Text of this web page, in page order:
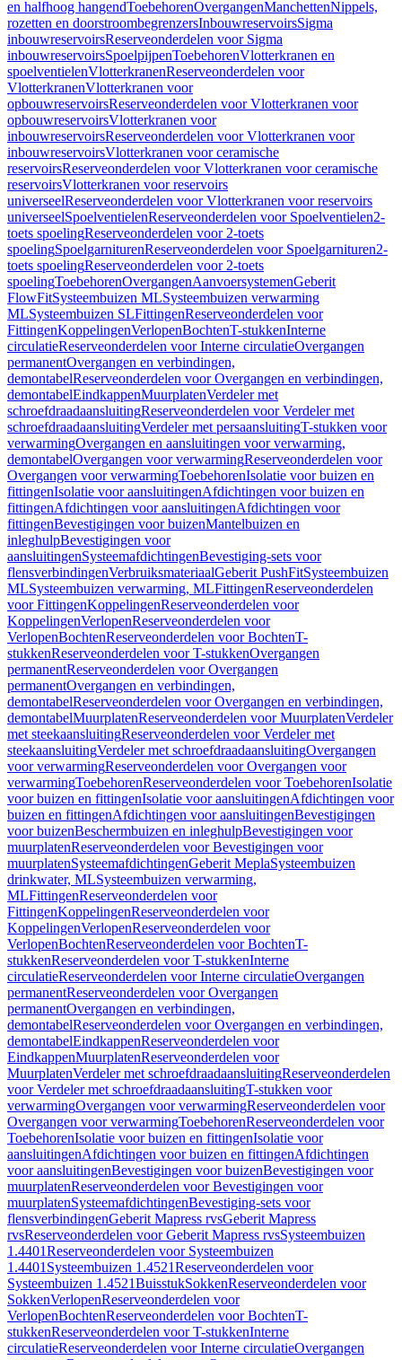
en halfhoog hangendToebehorenOvergangenManchettenNippels,
rozetten en doorstroombegrenzersInbouwreservoirsSigma
inbouwreservoirsReserveonderdelen voor Sigma
inbouwreservoirsSpoelpijpenToebehorenVlotterkranen en
spoelventielenVlotterkranenReserveonderdelen voor
VlotterkranenVlotterkranen voor
opbouwreservoirsReserveonderdelen voor Vlotterkranen voor
opbouwreservoirsVlotterkranen voor
inbouwreservoirsReserveonderdelen voor Vlotterkranen voor
inbouwreservoirsVlotterkranen voor ceramische
reservoirsReserveonderdelen voor Vlotterkranen voor ceramische
reservoirsVlotterkranen voor reservoirs
universeelReserveonderdelen voor Vlotterkranen voor reservoirs
universeelSpoelventielenReserveonderdelen voor Spoelventielen2-
toets spoelingReserveonderdelen voor 2-toets
spoelingSpoelgarniturenReserveonderdelen voor Spoelgarnituren2-
toets spoelingReserveonderdelen voor 2-toets
spoelingToebehorenOvergangenAanvoersystemenGeberit
FlowFitSysteembuizen MLSysteembuizen verwarming
MLSysteembuizen SLFittingenReserveonderdelen voor
FittingenKoppelingenVerlopenBochtenT-stukkenInterne
circulatieReserveonderdelen voor Interne circulatieOvergangen
permanentOvergangen en verbindingen,
demontabelReserveonderdelen voor Overgangen en verbindingen,
demontabelEindkappenMuurplatenVerdeler met
schroefdraadaansluitingReserveonderdelen voor Verdeler met
schroefdraadaansluitingVerdeler met persaansluitingT-stukken voor
verwarmingOvergangen en aansluitingen voor verwarming,
demontabelOvergangen voor verwarmingReserveonderdelen voor
Overgangen voor verwarmingToebehorenIsolatie voor buizen en
fittingenIsolatie voor aansluitingenAfdichtingen voor buizen en
fittingenAfdichtingen voor aansluitingenAfdichtingen voor
fittingenBevestigingen voor buizenMantelbuizen en
inleghulpBevestigingen voor
aansluitingenSysteemafdichtingenBevestiging-sets voor
flensverbindingenVerbruiksmateriaalGeberit PushFitSysteembuizen
MLSysteembuizen verwarming, MLFittingenReserveonderdelen
voor FittingenKoppelingenReserveonderdelen voor
KoppelingenVerlopenReserveonderdelen voor
VerlopenBochtenReserveonderdelen voor BochtenT-
stukkenReserveonderdelen voor T-stukkenOvergangen
permanentReserveonderdelen voor Overgangen
permanentOvergangen en verbindingen,
demontabelReserveonderdelen voor Overgangen en verbindingen,
demontabelMuurplatenReserveonderdelen voor MuurplatenVerdeler
met steekaansluitingReserveonderdelen voor Verdeler met
steekaansluitingVerdeler met schroefdraadaansluitingOvergangen
voor verwarmingReserveonderdelen voor Overgangen voor
verwarmingToebehorenReserveonderdelen voor ToebehorenIsolatie
voor buizen en fittingenIsolatie voor aansluitingenAfdichtingen voor
buizen en fittingenAfdichtingen voor aansluitingenBevestigingen
voor buizenBeschermbuizen en inleghulpBevestigingen voor
muurplatenReserveonderdelen voor Bevestigingen voor
muurplatenSysteemafdichtingenGeberit MeplaSysteembuizen
drinkwater, MLSysteembuizen verwarming,
MLFittingenReserveonderdelen voor
FittingenKoppelingenReserveonderdelen voor
KoppelingenVerlopenReserveonderdelen voor
VerlopenBochtenReserveonderdelen voor BochtenT-
stukkenReserveonderdelen voor T-stukkenInterne
circulatieReserveonderdelen voor Interne circulatieOvergangen
permanentReserveonderdelen voor Overgangen
permanentOvergangen en verbindingen,
demontabelReserveonderdelen voor Overgangen en verbindingen,
demontabelEindkappenReserveonderdelen voor
EindkappenMuurplatenReserveonderdelen voor
MuurplatenVerdeler met schroefdraadaansluitingReserveonderdelen
voor Verdeler met schroefdraadaansluitingT-stukken voor
verwarmingOvergangen voor verwarmingReserveonderdelen voor
Overgangen voor verwarmingToebehorenReserveonderdelen voor
ToebehorenIsolatie voor buizen en fittingenIsolatie voor
aansluitingenAfdichtingen voor buizen en fittingenAfdichtingen
voor aansluitingenBevestigingen voor buizenBevestigingen voor
muurplatenReserveonderdelen voor Bevestigingen voor
muurplatenSysteemafdichtingenBevestiging-sets voor
flensverbindingenGeberit Mapress rvsGeberit Mapress
rvsReserveonderdelen voor Geberit Mapress rvsSysteembuizen
1.4401Reserveonderdelen voor Systeembuizen
1.4401 Systeembuizen 1.4521Reserveonderdelen voor
Systeembuizen 1.4521BuisstukSokkenReserveonderdelen voor
SokkenVerlopenReserveonderdelen voor
VerlopenBochtenReserveonderdelen voor BochtenT-
stukkenReserveonderdelen voor T-stukkenInterne
circulatieReserveonderdelen voor Interne circulatieOvergangen